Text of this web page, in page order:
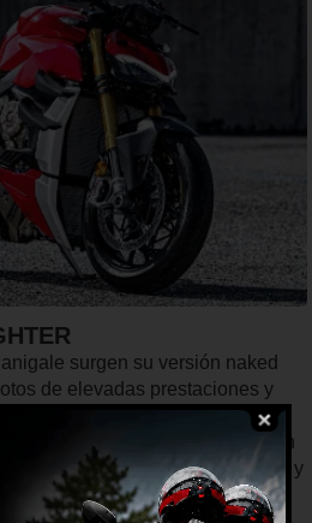
surgen su versión naked
de elevadas prestaciones y
de la máxima tecnología
muy agresivo y desafiante.Con
son endiabladamente rápidas y